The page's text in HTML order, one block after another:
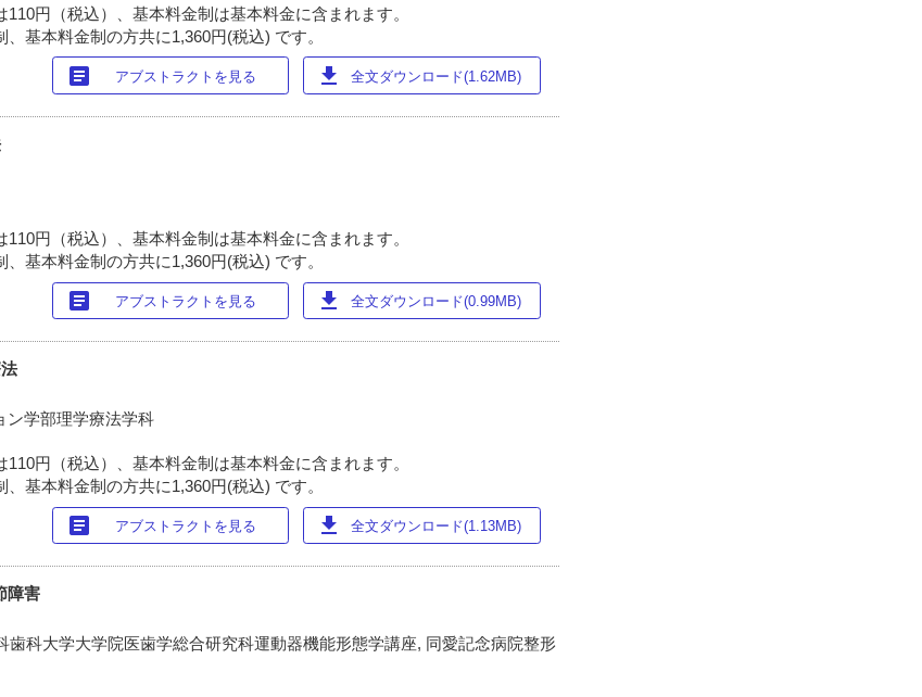
円（税込）、基本料金制は基本料金に含まれます。
基本料金制の方共に1,360円(税込) です。
article アブストラクトを見る download 全文ダウンロード(1.62MB)
円（税込）、基本料金制は基本料金に含まれます。
基本料金制の方共に1,360円(税込) です。
article アブストラクトを見る download 全文ダウンロード(0.99MB)
ン学部理学療法学科
円（税込）、基本料金制は基本料金に含まれます。
基本料金制の方共に1,360円(税込) です。
article アブストラクトを見る download 全文ダウンロード(1.13MB)
障害
歯科大学大学院医歯学総合研究科運動器機能形態学講座, 同愛記念病院整形